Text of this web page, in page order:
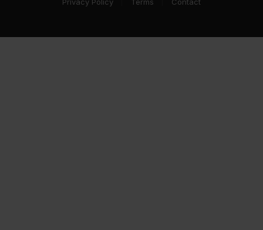
Privacy Policy Terms Contact